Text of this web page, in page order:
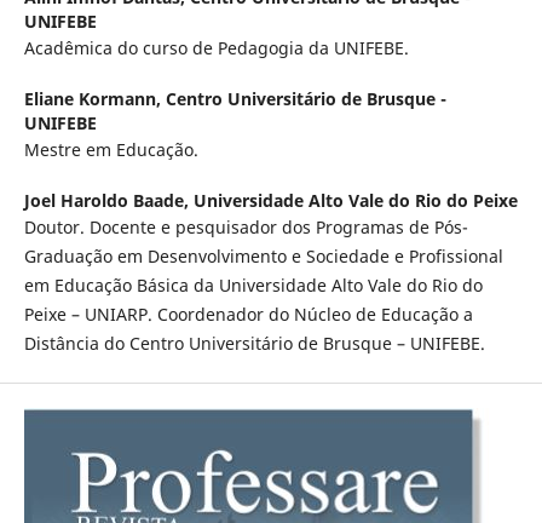
UNIFEBE
Acadêmica do curso de Pedagogia da UNIFEBE.
Eliane Kormann, Centro Universitário de Brusque -
UNIFEBE
Mestre em Educação.
Joel Haroldo Baade, Universidade Alto Vale do Rio do Peixe
Doutor. Docente e pesquisador dos Programas de Pós-
Graduação em Desenvolvimento e Sociedade e Profissional
em Educação Básica da Universidade Alto Vale do Rio do
Peixe – UNIARP. Coordenador do Núcleo de Educação a
Distância do Centro Universitário de Brusque – UNIFEBE.